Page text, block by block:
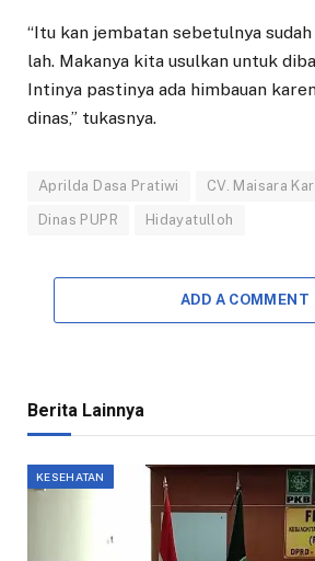
“Itu kan jembatan sebetulnya
lah. Makanya kita usulkan untuk
Intinya pastinya ada himbauan
dinas,” tukasnya.
Aprilda Dasa Pratiwi CV. Maisara
Dinas PUPR Hidayatulloh
ADD A COMMENT
Berita Lainnya
KESEHATAN